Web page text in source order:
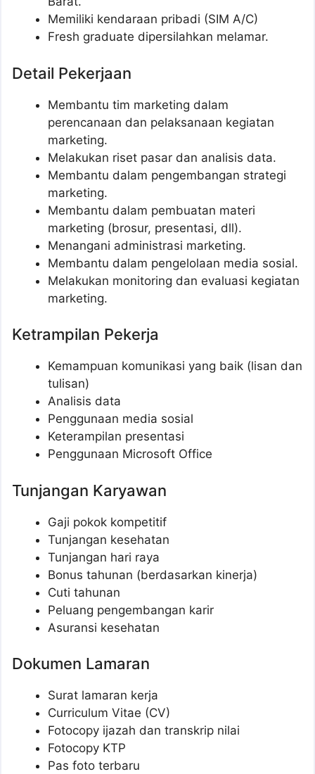
Memiliki kendaraan pribadi (SIM A/C)
Fresh graduate dipersilahkan melamar.
Detail Pekerjaan
Membantu tim marketing dalam
perencanaan dan pelaksanaan kegiatan
marketing.
Melakukan riset pasar dan analisis data.
Membantu dalam pengembangan strategi
marketing.
Membantu dalam pembuatan materi
marketing (brosur, presentasi, dll).
Menangani administrasi marketing.
Membantu dalam pengelolaan media sosial.
Melakukan monitoring dan evaluasi kegiatan
marketing.
Ketrampilan Pekerja
Kemampuan komunikasi yang baik (lisan dan
tulisan)
Analisis data
Penggunaan media sosial
Keterampilan presentasi
Penggunaan Microsoft Office
Tunjangan Karyawan
Gaji pokok kompetitif
Tunjangan kesehatan
Tunjangan hari raya
Bonus tahunan (berdasarkan kinerja)
Cuti tahunan
Peluang pengembangan karir
Asuransi kesehatan
Dokumen Lamaran
Surat lamaran kerja
Curriculum Vitae (CV)
Fotocopy ijazah dan transkrip nilai
Fotocopy KTP
Pas foto terbaru